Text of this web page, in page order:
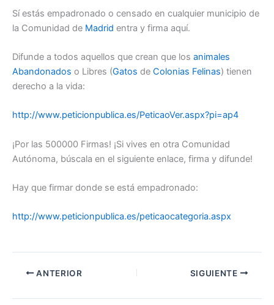
Sí estás empadronado o censado en cualquier municipio de
la Comunidad de Madrid entra y firma aquí.
Difunde a todos aquellos que crean que los animales
Abandonados o Libres (Gatos de Colonias Felinas) tienen
derecho a la vida:
http://www.peticionpublica.es/PeticaoVer.aspx?pi=ap4
¡Por las 500000 Firmas! ¡Si vives en otra Comunidad
Autónoma, búscala en el siguiente enlace, firma y difunde!
Hay que firmar donde se está empadronado:
http://www.peticionpublica.es/peticaocategoria.aspx
ANTERIOR SIGUIENTE